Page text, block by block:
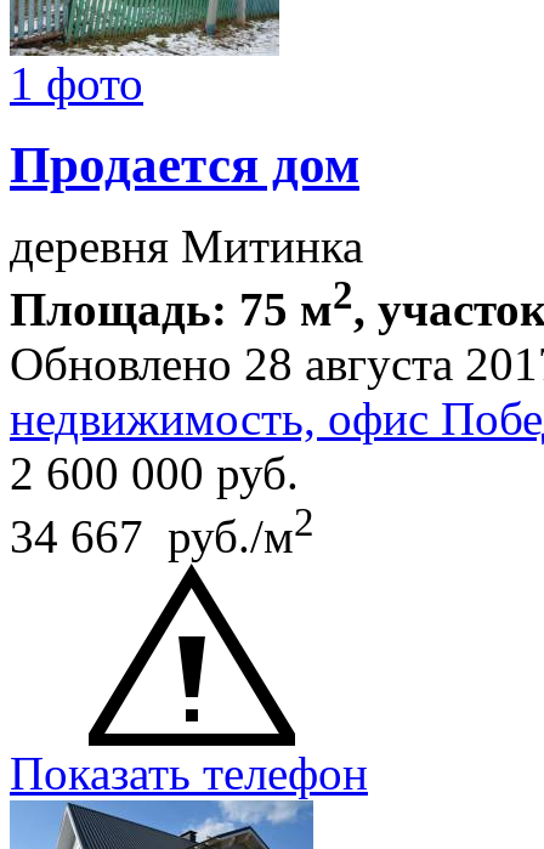
1 фото
Продается дом
деревня Митинка
Площадь: 75 м2,
Обновлено 28 августа
недвижимость, офис
2 600 000 руб.
34 667 руб./м2
Показать телефон